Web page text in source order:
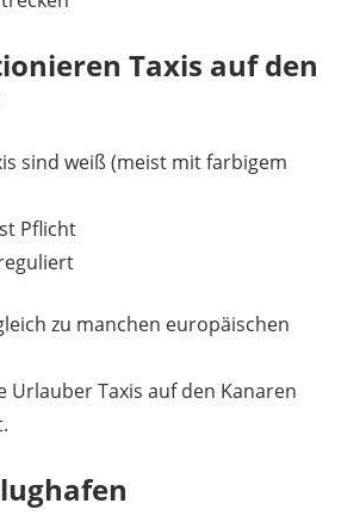
Taxis auf den
sind weiß (meist mit farbigem
Pflicht
zu manchen europäischen
Urlauber Taxis auf den Kanaren